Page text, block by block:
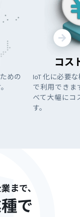
めの
コス
IoT 化に必要
で利用できま
べて大幅にコ
す。
まで、
で